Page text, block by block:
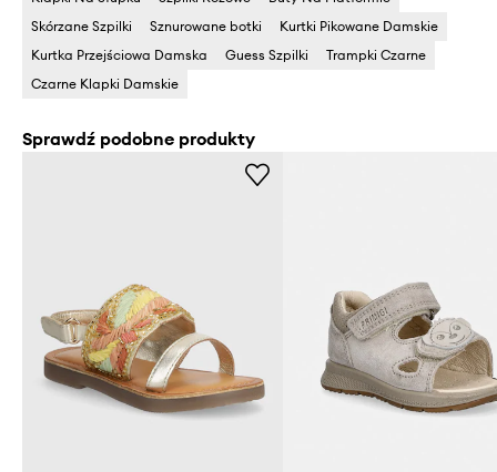
Skórzane Szpilki
Sznurowane botki
Kurtki Pikowane Damskie
Kurtka Przejściowa Damska
Guess Szpilki
Trampki Czarne
Czarne Klapki Damskie
Sprawdź podobne produkty